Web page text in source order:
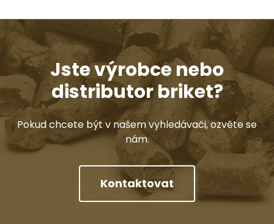
Jste výrobce nebo
distributor briket?
Pokud chcete být v našem vyhledávači, ozvěte se
nám.
Kontaktovat